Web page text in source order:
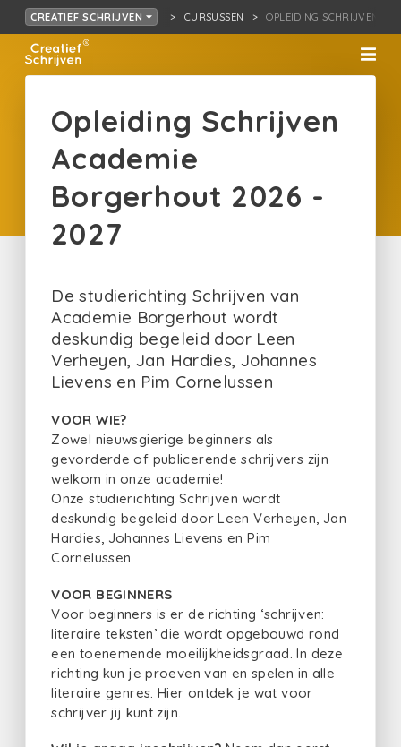
CREATIEF SCHRIJVEN CURSUSSEN OPLEIDING
Opleiding Schrijven
Academie
Borgerhout 2026 -
2027
De studierichting Schrijven van
Academie Borgerhout wordt
deskundig begeleid door Leen
Verheyen, Jan Hardies, Johannes
Lievens en Pim Cornelussen
VOOR WIE?
Zowel nieuwsgierige beginners als
gevorderde of publicerende schrijvers zijn
welkom in onze academie!
Onze studierichting Schrijven wordt
deskundig begeleid door Leen Verheyen, Jan
Hardies, Johannes Lievens en Pim
Cornelussen.
VOOR BEGINNERS
Voor beginners is er de richting ‘schrijven:
literaire teksten’ die wordt opgebouwd rond
een toenemende moeilijkheidsgraad. In deze
richting kun je proeven van en spelen in alle
literaire genres. Hier ontdek je wat voor
schrijver jij kunt zijn.